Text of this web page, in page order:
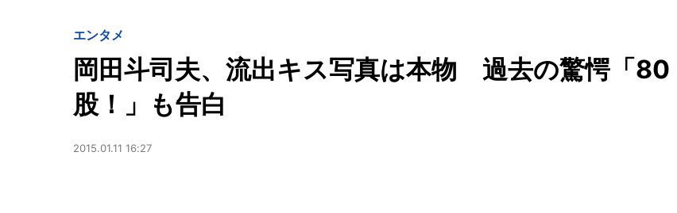
エンタメ
岡田斗司夫、流出キス写真は本物 過去の驚愕「80
股！」も告白
2015.01.11 16:27